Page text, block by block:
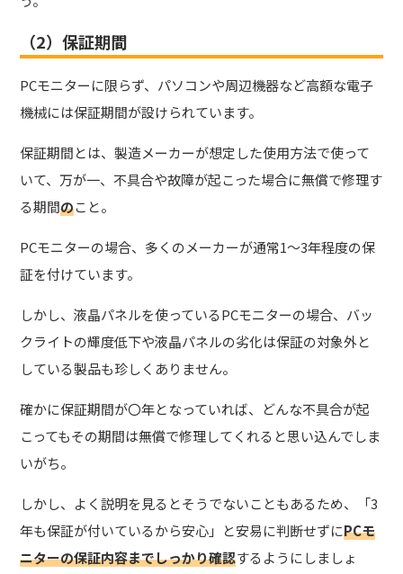
（2）保証期間
PCモニターに限らず、パソコンや周辺機器など高額な電子
機械には保証期間が設けられています。
保証期間とは、製造メーカーが想定した使用方法で使って
いて、万が一、不具合や故障が起こった場合に無償で修理す
る期間のこと。
PCモニターの場合、多くのメーカーが通常1～3年程度の保
証を付けています。
しかし、液晶パネルを使っているPCモニターの場合、バッ
クライトの輝度低下や液晶パネルの劣化は保証の対象外と
している製品も珍しくありません。
確かに保証期間が〇年となっていれば、どんな不具合が起
こってもその期間は無償で修理してくれると思い込んでしま
いがち。
しかし、よく説明を見るとそうでないこともあるため、「3
年も保証が付いているから安心」と安易に判断せずにPCモ
ニターの保証内容までしっかり確認するようにしましょ